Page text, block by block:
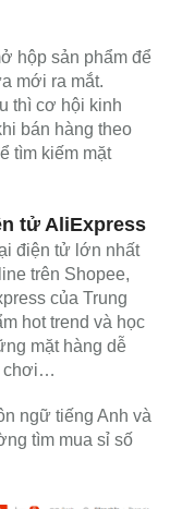
hộp sản phẩm để
mới ra mắt.
thì cơ hội kinh
bán hàng theo
tìm kiếm mặt
tử AliExpress
điện tử lớn nhất
trên Shopee,
của Trung
hot trend và học
mặt hàng dễ
chơi…
ngữ tiếng Anh và
tìm mua sỉ số